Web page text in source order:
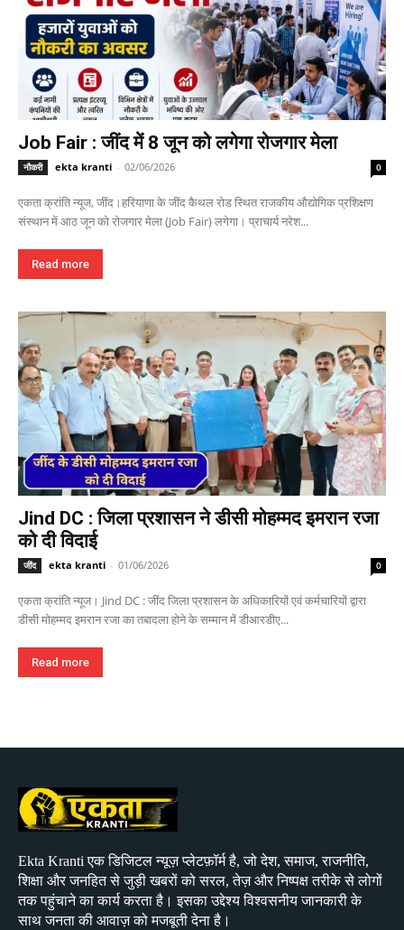
Job Fair : जींद में 8 जून को लगेगा रोजगार मेला
नौकरी ekta kranti - 02/06/2026 0
एकता क्रांति न्यूज, जींद।हरियाणा के जींद कैथल रोड स्थित राजकीय औद्योगिक प्रशिक्षण
संस्थान में आठ जून को रोजगार मेला (Job Fair) लगेगा। प्राचार्य नरेश...
Read more
Jind DC : जिला प्रशासन ने डीसी मोहम्मद इमरान रजा
को दी विदाई
जींद ekta kranti - 01/06/2026 0
एकता क्रांति न्यूज। Jind DC : जींद जिला प्रशासन के अधिकारियों एवं कर्मचारियों द्वारा
डीसी मोहम्मद इमरान रजा का तबादला होने के सम्मान में डीआरडीए...
Read more
Ekta Kranti एक डिजिटल न्यूज़ प्लेटफ़ॉर्म है, जो देश, समाज, राजनीति,
शिक्षा और जनहित से जुड़ी खबरों को सरल, तेज़ और निष्पक्ष तरीके से लोगों
तक पहुंचाने का कार्य करता है। इसका उद्देश्य विश्वसनीय जानकारी के
साथ जनता की आवाज़ को मजबूती देना है।